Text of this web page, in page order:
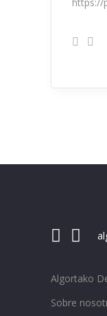
Algortako
Sobre